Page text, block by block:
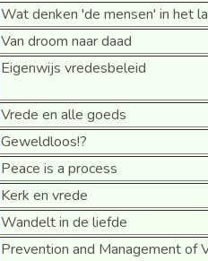
Wat denken 'de mensen' in het
Van droom naar daad
Eigenwijs vredesbeleid
Vrede en alle goeds
Geweldloos!?
Peace is a process
Kerk en vrede
Wandelt in de liefde
Prevention and Management of